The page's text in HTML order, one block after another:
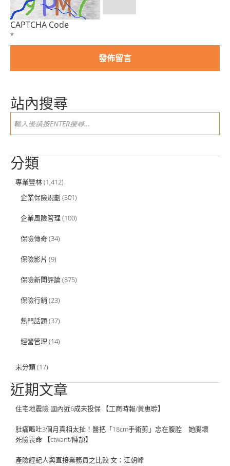
CAPTCHA Code
*
站內搜尋
分類
專業豐林(1,412)
企業保險規劃 (301)
企業風險管理 (100)
保險傳奇(34)
保險影片 (9)
保險新聞評論(875)
保險行銷 (23)
熱門話題(37)
經營管理 (14)
未分類(17)
近期文章
住宅地震險 國內近6成未投保 【工商時報/黃惠聆】
肚痛嘔吐3個月真相太扯！醫把「18cm手術剪」忘在腹腔 她腸壞
死險喪命 【ctwant/陳頡】
產險經紀人與直接業務員之比較 文：江朝峰